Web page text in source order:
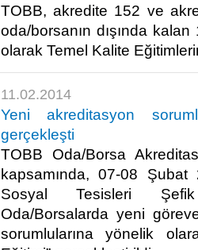
TOBB, akredite 152 ve
oda/borsanın dışında
olarak Temel Kalite
11.02.2014
Yeni akreditasyon
gerçekleşti
TOBB Oda/Borsa
kapsamında, 07-08
Sosyal Tesisleri
Oda/Borsalarda yeni
sorumlularına yönelik